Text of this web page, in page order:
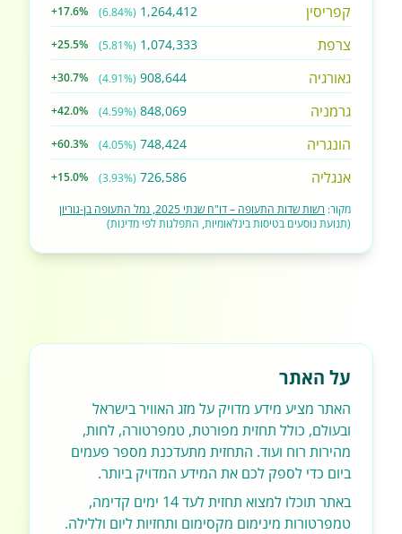
קפריסין 1,264,412
(6.84%)
+17.6%
צרפת 1,074,333
(5.81%)
+25.5%
גאורגיה 908,644
(4.91%)
+30.7%
גרמניה 848,069
(4.59%)
+42.0%
הונגריה 748,424
(4.05%)
+60.3%
אנגליה 726,586
(3.93%)
+15.0%
מקור: רשות שדות התעופה – דו"ח שנתי 2025, נמל התעופה בן-גוריון
(תנועת נוסעים בטיסות בינלאומיות, התפלגות לפי מדינות)
על האתר
האתר מציע מידע מדויק על מזג האוויר בישראל
ובעולם, כולל תחזית מפורטת, טמפרטורה, לחות,
מהירות רוח ועוד. התחזית מתעדכנת מספר פעמים
ביום כדי לספק לכם את המידע המדויק ביותר.
באתר תוכלו למצוא תחזית לעד 14 ימים קדימה,
טמפרטורות מינימום מקסימום ותחזיות ליום וללילה.